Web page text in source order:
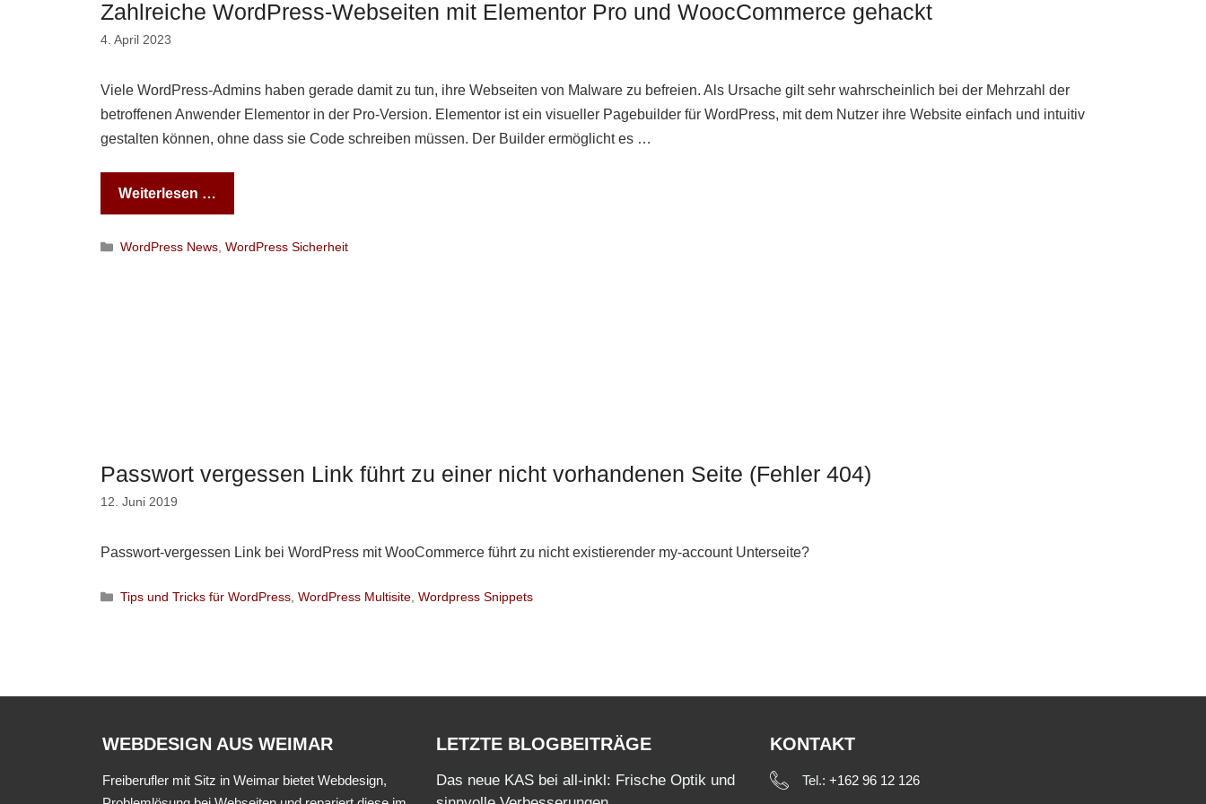
Zahlreiche WordPress-Webseiten mit Elementor Pro und WoocCommerce gehackt
4. April 2023
Viele WordPress-Admins haben gerade damit zu tun, ihre Webseiten von Malware zu befreien. Als Ursache gilt sehr wahrscheinlich bei der Mehrzahl der
betroffenen Anwender Elementor in der Pro-Version. Elementor ist ein visueller Pagebuilder für WordPress, mit dem Nutzer ihre Website einfach und intuitiv
gestalten können, ohne dass sie Code schreiben müssen. Der Builder ermöglicht es …
Weiterlesen …
Kategorien
WordPress News, WordPress Sicherheit
Passwort vergessen Link führt zu einer nicht vorhandenen Seite (Fehler 404)
12. Juni 2019
Passwort-vergessen Link bei WordPress mit WooCommerce führt zu nicht existierender my-account Unterseite?
Kategorien
Tips und Tricks für WordPress, WordPress Multisite, Wordpress Snippets
WEBDESIGN AUS WEIMAR
Freiberufler mit Sitz in Weimar bietet Webdesign,
LETZTE BLOGBEITRÄGE
Das neue KAS bei all-inkl: Frische Optik und
KONTAKT
Tel.: +162 96 12 126